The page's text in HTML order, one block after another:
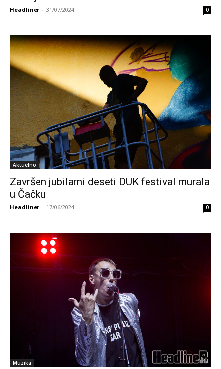
Headliner - 31/07/2024 0
Aktuelno
Završen jubilarni deseti DUK festival murala
u Čačku
Headliner - 17/06/2024 0
Muzika